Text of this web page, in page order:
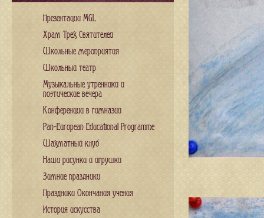
Презентации MGL
Храм Трех Святителей
Школьные мероприятия
Школьный театр
Музыкальные утренники и
поэтические вечера
Конференции в гимназии
Pan-European Educational Programme
Шахматный клуб
Наши рисунки и игрушки
Зимние праздники
Праздники Окончания учения
История искусства